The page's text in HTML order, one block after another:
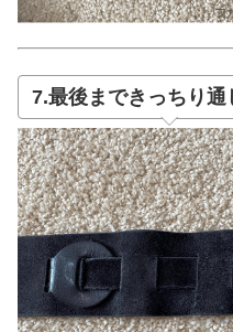
7.最後まできっちり通